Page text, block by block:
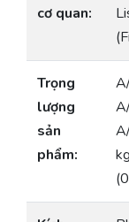
cơ quan:
Trọng
lượng
sản
phẩm: